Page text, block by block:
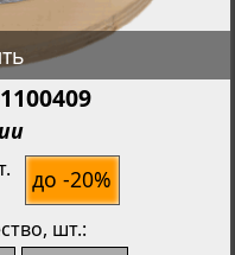
до -20%
, шт.: